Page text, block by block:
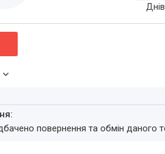
Днів
повернення та обмін даного